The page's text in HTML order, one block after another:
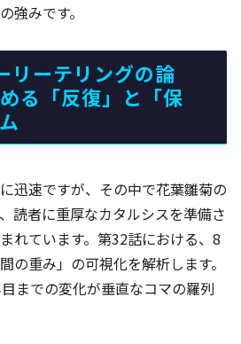
強みです。
リーテリングの論
る「反復」と「保
迅速ですが、その中で花葉雛菊の
読者に重厚なカタルシスを準備さ
れています。第32話における、8
の重み」の可視化を解析します。
までの変化が垂直なコマの羅列